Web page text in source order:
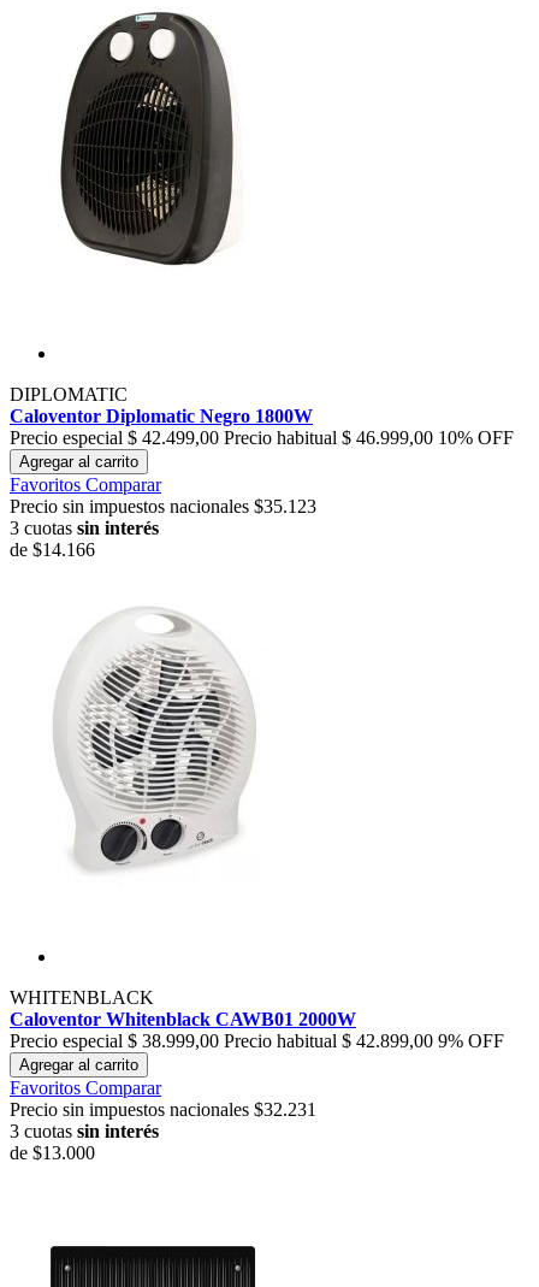
DIPLOMATIC
Caloventor Diplomatic Negro 1800W
Precio especial $ 42.499,00 Precio habitual $ 46.999,00 10% OFF
Agregar al carrito
Favoritos Comparar
Precio sin impuestos nacionales $35.123
3 cuotas sin interés
de $14.166
WHITENBLACK
Caloventor Whitenblack CAWB01 2000W
Precio especial $ 38.999,00 Precio habitual $ 42.899,00 9% OFF
Agregar al carrito
Favoritos Comparar
Precio sin impuestos nacionales $32.231
3 cuotas sin interés
de $13.000